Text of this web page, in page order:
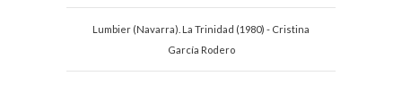
Lumbier (Navarra). La Trinidad (1980) - Cristina
García Rodero